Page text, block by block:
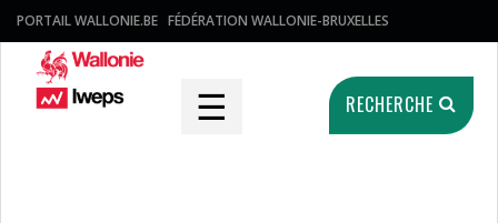
PORTAIL WALLONIE.BE FÉDÉRATION WALLONIE-BRUXELLES
☰ RECHERCHE